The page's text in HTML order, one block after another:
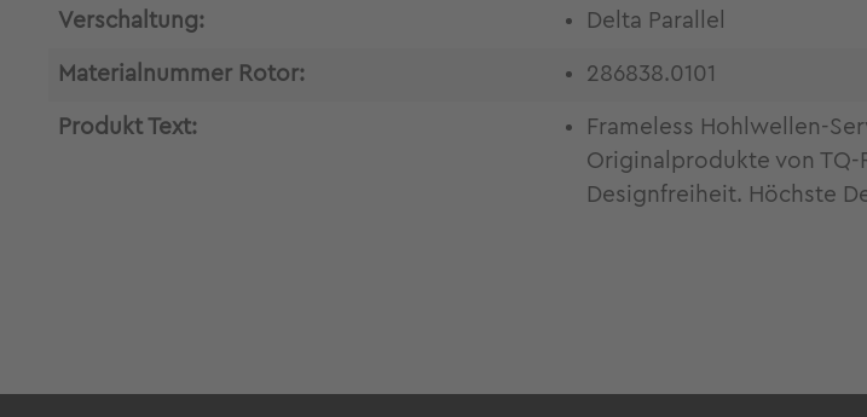
Verschaltung: Delta Parallel
Materialnummer Rotor: 286838.0101
Produkt Text:
Frameless Hohlwellen-
Originalprodukte von
Designfreiheit. Höchste